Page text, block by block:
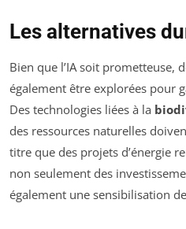
Les alternatives
Bien que l’IA soit prometteuse,
également être explorées pour
Des technologies liées à la
des ressources naturelles
titre que des projets d’énergie
non seulement des
également une sensibilisation